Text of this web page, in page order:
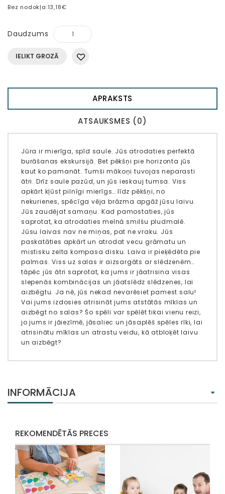
Bez nodokļa:13,18€
Daudzums
IELIKT GROZĀ
APRAKSTS
ATSAUKSMES (0)
Jūra ir mierīga, spīd saule. Jūs atrodaties perfektā
burāšanas ekskursijā. Bet pēkšņi pie horizonta jūs
kaut ko pamanāt. Tumši mākoņi tuvojas neparasti
ātri. Drīz saule pazūd, un jūs ieskauj tumsa. Viss
apkārt kļūst pilnīgi mierīgs… līdz pēkšņi, no
nekurienes, spēcīga vēja brāzma apgāž jūsu laivu.
Jūs zaudējat samaņu. Kad pamostaties, jūs
saprotat, ka atrodaties melnā smilšu pludmalē. ​​
Jūsu laivas nav ne miņas, pat ne vraku. Jūs
paskatāties apkārt un atrodat vecu grāmatu un
mistisku zelta kompasa disku. Laiva ir pieķēdēta pie
palmas. Viss uz salas ir aizsargāts ar slēdzenēm…
tāpēc jūs ātri saprotat, ka jums ir jāatrisina visas
slepenās kombinācijas un jāatslēdz slēdzenes, lai
aizbēgtu. Ja nē, jūs nekad nevarēsiet pamest salu!
Vai jums izdosies atrisināt jums atstātās mīklas un
aizbēgt no salas? Šo spēli var spēlēt tikai vienu reizi,
jo jums ir jāiezīmē, jāsaliec un jāsaplēš spēles rīki, lai
atrisinātu mīklas un atrastu veidu, kā atbloķēt laivu
un aizbēgt?
INFORMĀCIJA
REKOMENDĒTĀS PRECES